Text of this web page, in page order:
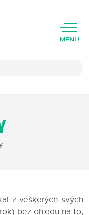
MENU
z veškerých svých
bez ohledu na to,